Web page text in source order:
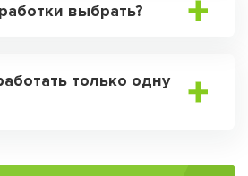
выбрать?
только одну